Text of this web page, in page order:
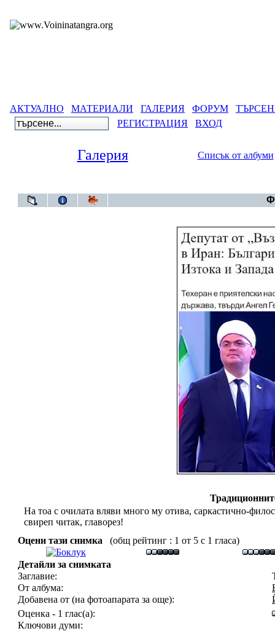
АКТУАЛНО МАТЕРИАЛИ ГАЛЕРИЯ ФОРУМ
РЕГИСТРАЦИЯ
ВХОД
Галерия Списък от албуми
На тоа с очилата вляви много му отива, саркастично-
свиреп читак, главорез!
Оцени тази снимка
(общ рейтинг : 1 от 5 с 1 гласа)
Детайли за снимката
Заглавие:
От албума:
Добавена от (на фотоапарата за още):
Оценка - 1 глас(а):
Ключови думи: